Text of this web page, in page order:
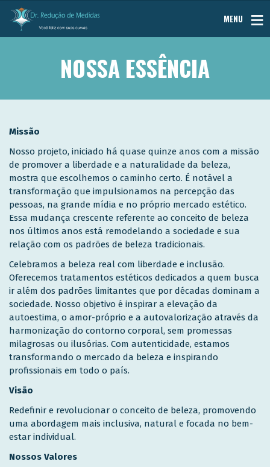
MENU
NOSSA ESSÊNCIA
Missão
Nosso projeto, iniciado há quase quinze anos com a missão
de promover a liberdade e a naturalidade da beleza,
mostra que escolhemos o caminho certo. É notável a
transformação que impulsionamos na percepção das
pessoas, na grande mídia e no próprio mercado estético.
Essa mudança crescente referente ao conceito de beleza
nos últimos anos está remodelando a sociedade e sua
relação com os padrões de beleza tradicionais.
Celebramos a beleza real com liberdade e inclusão.
Oferecemos tratamentos estéticos dedicados a quem busca
ir além dos padrões limitantes que por décadas dominam a
sociedade. Nosso objetivo é inspirar a elevação da
autoestima, o amor-próprio e a autovalorização através da
harmonização do contorno corporal, sem promessas
milagrosas ou ilusórias. Com autenticidade, estamos
transformando o mercado da beleza e inspirando
profissionais em todo o país.
Visão
Redefinir e revolucionar o conceito de beleza, promovendo
uma abordagem mais inclusiva, natural e focada no bem-
estar individual.
Nossos Valores